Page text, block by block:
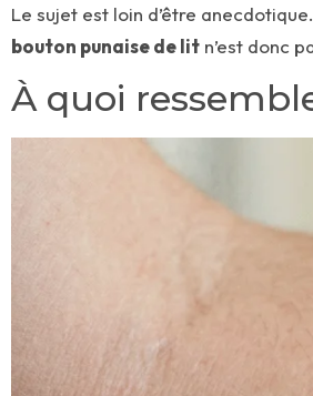
Le sujet est loin d’être
bouton punaise de lit n’est donc
À quoi